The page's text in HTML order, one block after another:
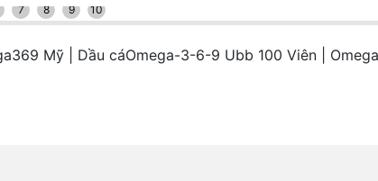
7 8 9 10
Mỹ | Dầu cáOmega-3-6-9 Ubb 100 Viên |